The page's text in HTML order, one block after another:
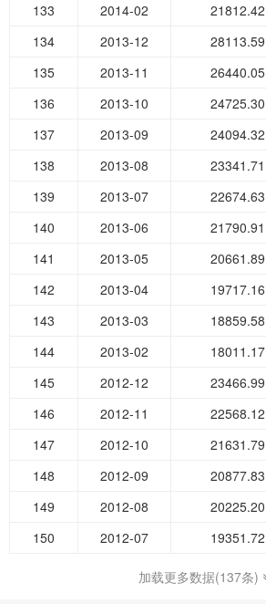
133
2014-02 21812.42
134
2013-12 28113.59
135
2013-11 26440.05
136
2013-10 24725.30
137
2013-09 24094.32
138
2013-08 23341.71
139
2013-07 22674.63
140
2013-06 21790.91
141
2013-05 20661.89
142
2013-04 19717.16
143
2013-03 18859.58
144
2013-02 18011.17
145
2012-12 23466.99
146
2012-11 22568.12
147
2012-10 21631.79
148
2012-09 20877.83
149
2012-08 20225.20
150
2012-07 19351.72
加载更多数据(137条)